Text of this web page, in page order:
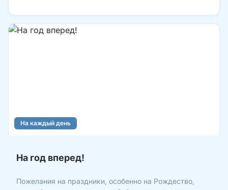
На каждый день
На год вперед!
Пожелания на праздники, особенно на Рождество,